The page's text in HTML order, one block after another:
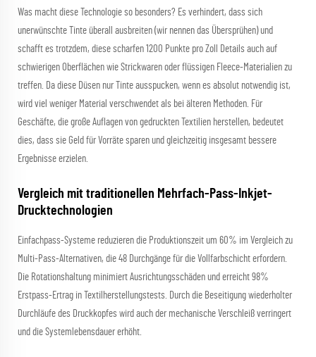
Was macht diese Technologie so besonders? Es verhindert, dass sich
unerwünschte Tinte überall ausbreiten (wir nennen das Übersprühen) und
schafft es trotzdem, diese scharfen 1200 Punkte pro Zoll Details auch auf
schwierigen Oberflächen wie Strickwaren oder flüssigen Fleece-Materialien zu
treffen. Da diese Düsen nur Tinte ausspucken, wenn es absolut notwendig ist,
wird viel weniger Material verschwendet als bei älteren Methoden. Für
Geschäfte, die große Auflagen von gedruckten Textilien herstellen, bedeutet
dies, dass sie Geld für Vorräte sparen und gleichzeitig insgesamt bessere
Ergebnisse erzielen.
Vergleich mit traditionellen Mehrfach-Pass-Inkjet-
Drucktechnologien
Einfachpass-Systeme reduzieren die Produktionszeit um 60% im Vergleich zu
Multi-Pass-Alternativen, die 48 Durchgänge für die Vollfarbschicht erfordern.
Die Rotationshaltung minimiert Ausrichtungsschäden und erreicht 98%
Erstpass-Ertrag in Textilherstellungstests. Durch die Beseitigung wiederholter
Durchläufe des Druckkopfes wird auch der mechanische Verschleiß verringert
und die Systemlebensdauer erhöht.